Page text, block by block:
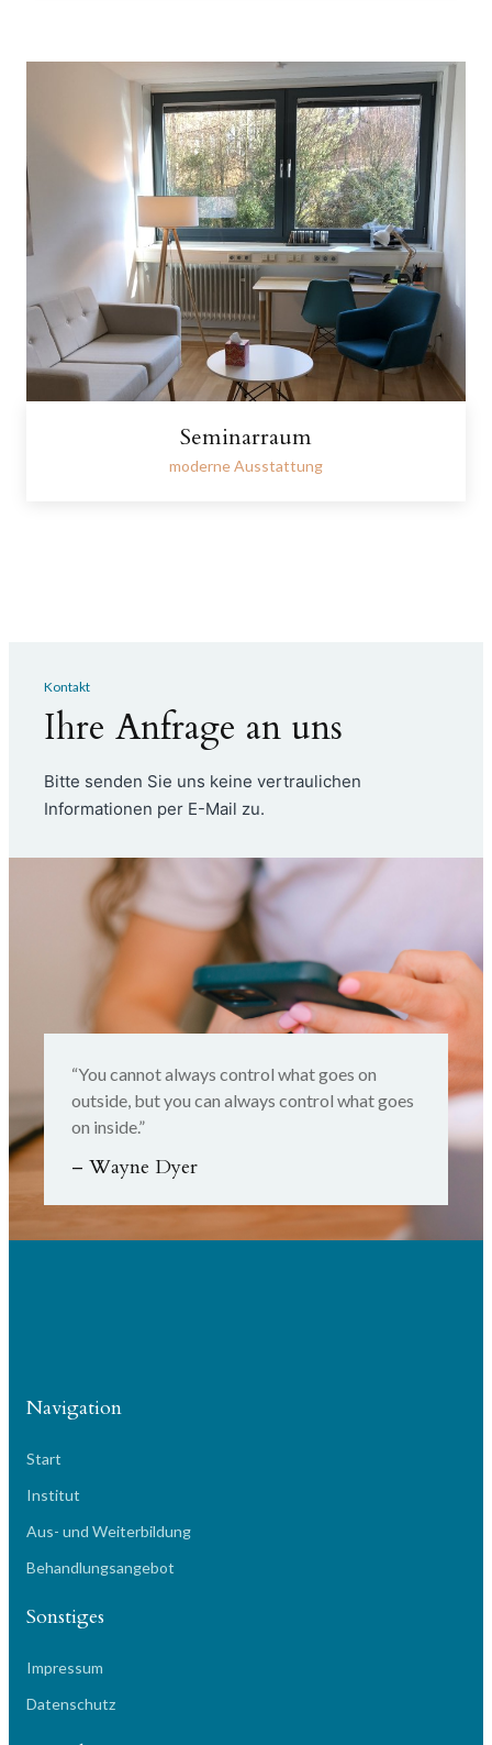
Seminarraum
moderne Ausstattung
“You cannot always control what goes on
outside, but you can always control what goes
on inside.”
– Wayne Dyer
Kontakt
Ihre Anfrage an uns
Bitte senden Sie uns keine vertraulichen
Informationen per E-Mail zu.
Navigation
Start
Institut
Aus- und Weiterbildung
Behandlungsangebot
Sonstiges
Impressum
Datenschutz